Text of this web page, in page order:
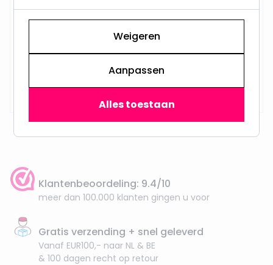
Maandag verzonden
29,95
Klantenbeoordeling: 9.4/10
meer dan 100.000 klanten gingen u voor
Gratis verzending + snel geleverd
Vanaf EUR100,- naar NL & BE
& 100 dagen recht op retour
Weigeren
Aanpassen
Alles toestaan